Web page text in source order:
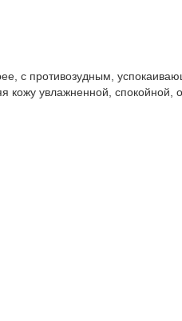
с противозудным,
кожу увлажненной,